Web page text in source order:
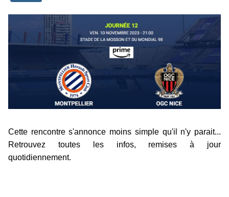
Cette rencontre s'annonce moins simple qu'il n'y parait...
Retrouvez toutes les infos, remises à jour
quotidiennement.